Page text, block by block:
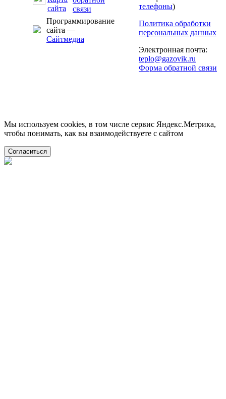
Программирование
сайта —
Сайтмедиа
телефоны)
Политика обработки
персональных данных
Электронная почта:
teplo@gazovik.ru
Форма обратной связи
Мы используем cookies, в том числе сервис Яндекс.Метрика,
чтобы понимать, как вы взаимодействуете с сайтом
Согласиться